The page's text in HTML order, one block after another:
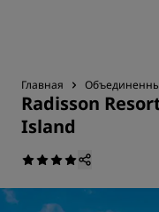
Главная
Radisson
Island